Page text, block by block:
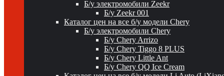
Б/у электромобили Zeekr
Б/у Zeekr 001
Каталог цен на все б/у модели Chery
Б/у электромобили Chery
Б/у Chery Arrizo
Б/у Chery Tiggo 8 PLUS
Б/у Chery Little Ant
Б/у Chery QQ Ice Cream